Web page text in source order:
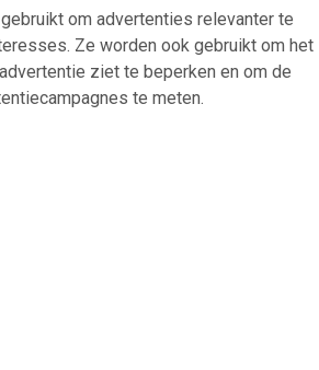
om advertenties relevanter te
Ze worden ook gebruikt om het
ziet te beperken en om de
te meten.